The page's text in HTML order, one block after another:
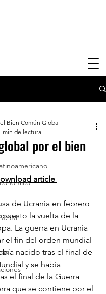
por el bien
Bien Común Global
min de lectura
article
de Ucrania en febrero
la vuelta de la
La guerra en Ucrania
el fin del orden mundial
nacido tras el final de
y se había
el final de la Guerra
que se contiene por el